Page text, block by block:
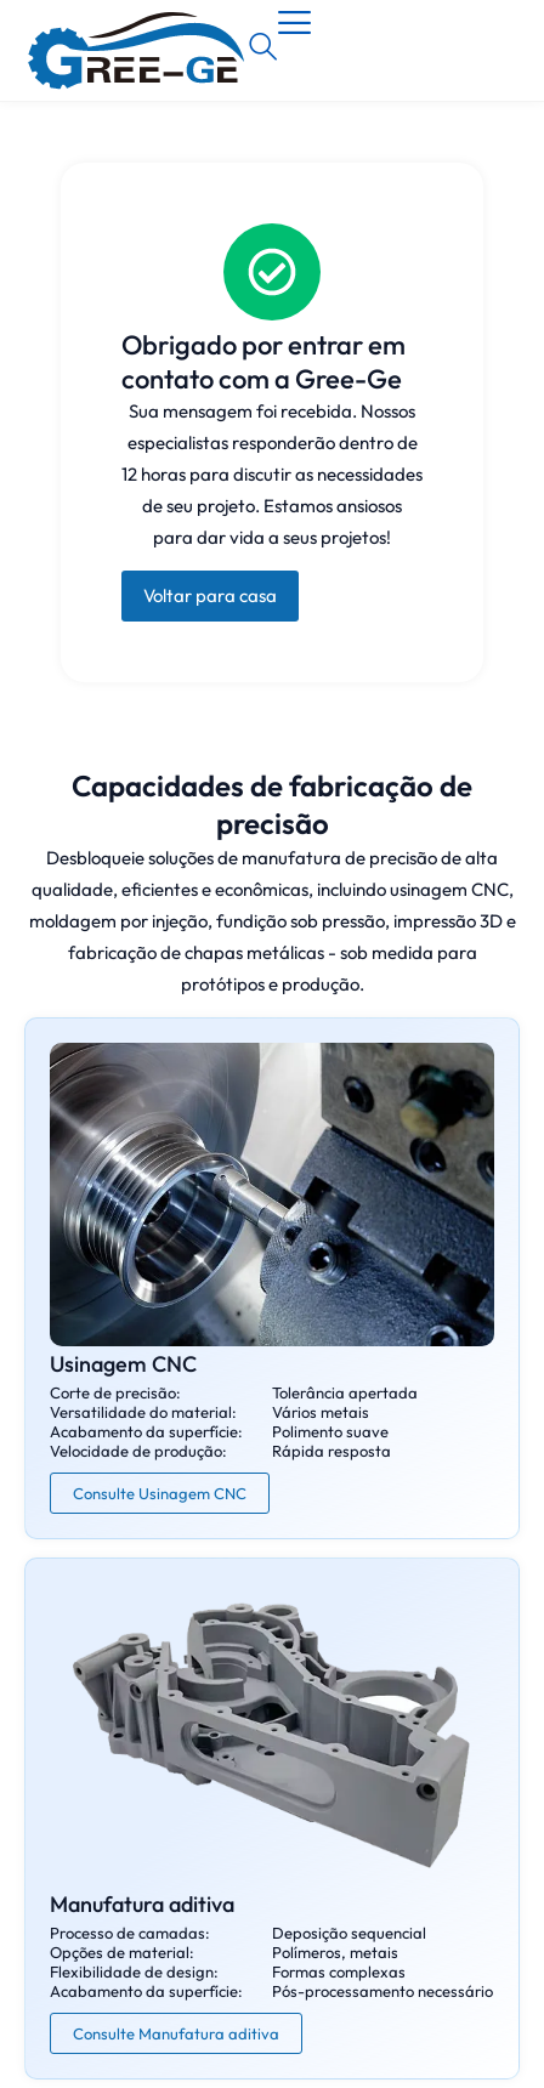
Obrigado por entrar em
contato com a Gree-Ge
Sua mensagem foi recebida. Nossos
especialistas responderão dentro de
12 horas para discutir as necessidades
de seu projeto. Estamos ansiosos
para dar vida a seus projetos!
Voltar para casa
Capacidades de fabricação de
precisão
Desbloqueie soluções de manufatura de precisão de alta
qualidade, eficientes e econômicas, incluindo usinagem CNC,
moldagem por injeção, fundição sob pressão, impressão 3D e
fabricação de chapas metálicas - sob medida para
protótipos e produção.
Usinagem CNC
Corte de precisão:
Tolerância apertada
Versatilidade do material:
Vários metais
Acabamento da superfície:
Polimento suave
Velocidade de produção:
Rápida resposta
Consulte Usinagem CNC
Manufatura aditiva
Processo de camadas:
Deposição sequencial
Opções de material:
Polímeros, metais
Flexibilidade de design:
Formas complexas
Acabamento da superfície:
Pós-processamento necessário
Consulte Manufatura aditiva